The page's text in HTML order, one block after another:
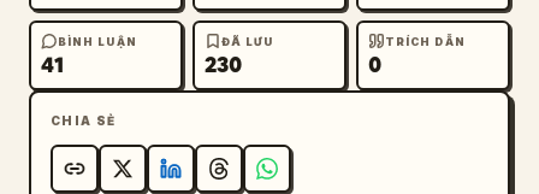
BÌNH LUẬN
41
ĐÃ LƯU
230
TRÍCH DẪN
0
CHIA SẺ